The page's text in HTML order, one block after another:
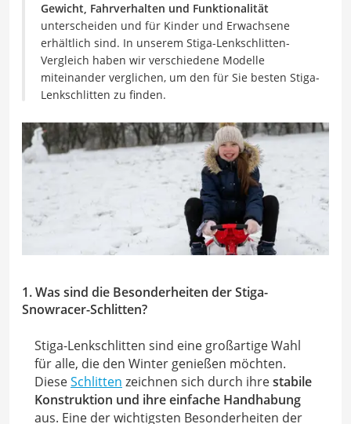
Gewicht, Fahrverhalten und Funktionalität
unterscheiden und für Kinder und Erwachsene
erhältlich sind. In unserem Stiga-Lenkschlitten-
Vergleich haben wir verschiedene Modelle
miteinander verglichen, um den für Sie besten Stiga-
Lenkschlitten zu finden.
1. Was sind die Besonderheiten der Stiga-
Snowracer-Schlitten?
Stiga-Lenkschlitten sind eine großartige Wahl
für alle, die den Winter genießen möchten.
DieseSchlitten zeichnen sich durch ihrestabile
Konstruktion und ihre einfache Handhabung
aus. Eine der wichtigsten Besonderheiten der